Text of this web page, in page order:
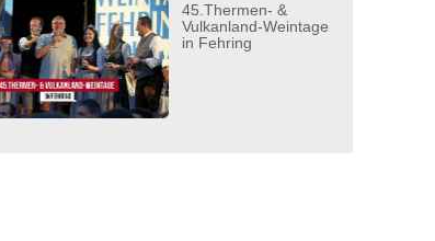
45.Thermen- &
Vulkanland-Weintage
in Fehring